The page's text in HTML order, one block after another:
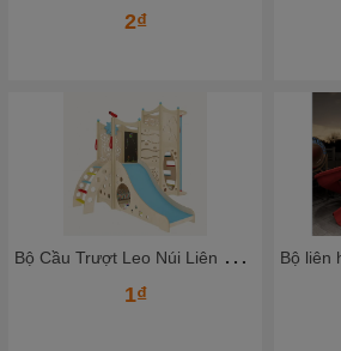
2₫
B
ộ Cầu Trượt Leo Núi Liên Hoàn Bằng Gỗ Cao Cấp – Không Gian Vận Động Mini Cho Bé Ngay Tại Nhà
1₫